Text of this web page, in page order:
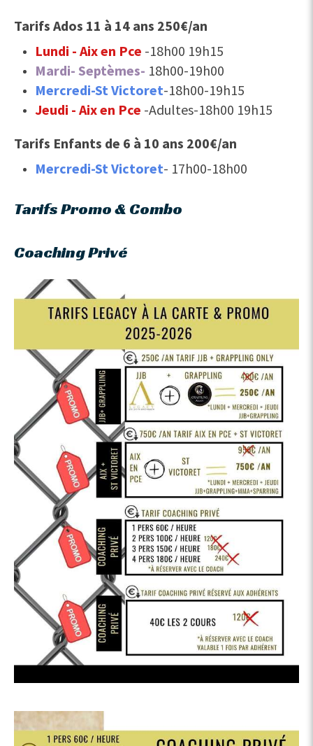
Tarifs Ados 11 à 14 ans 250€/an
Lundi - Aix en Pce -18h00 19h15
Mardi- Septèmes- 18h00-19h00
Mercredi-St Victoret-18h00-19h15
Jeudi - Aix en Pce -Adultes-18h00 19h15
Tarifs Enfants de 6 à 10 ans 200€/an
Mercredi-St Victoret- 17h00-18h00
Tarifs Promo & Combo
Coaching Privé